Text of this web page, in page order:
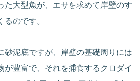
た大型魚が、エサを求めて岸壁のす
るのです。
砂泥底ですが、岸壁の基礎周りには
が豊富で、それを捕食するクロダイ